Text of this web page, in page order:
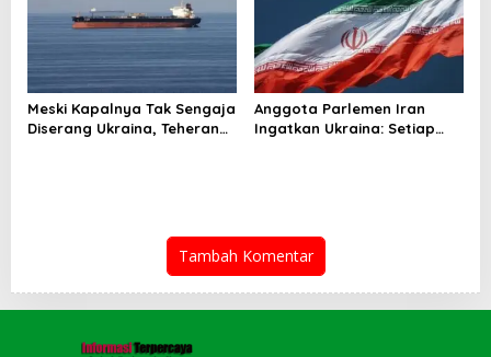
Meski Kapalnya Tak Sengaja
Diserang Ukraina, Teheran
Anggota Parlemen Iran
Ingatkan Ukraina: Setiap
Tambah Komentar